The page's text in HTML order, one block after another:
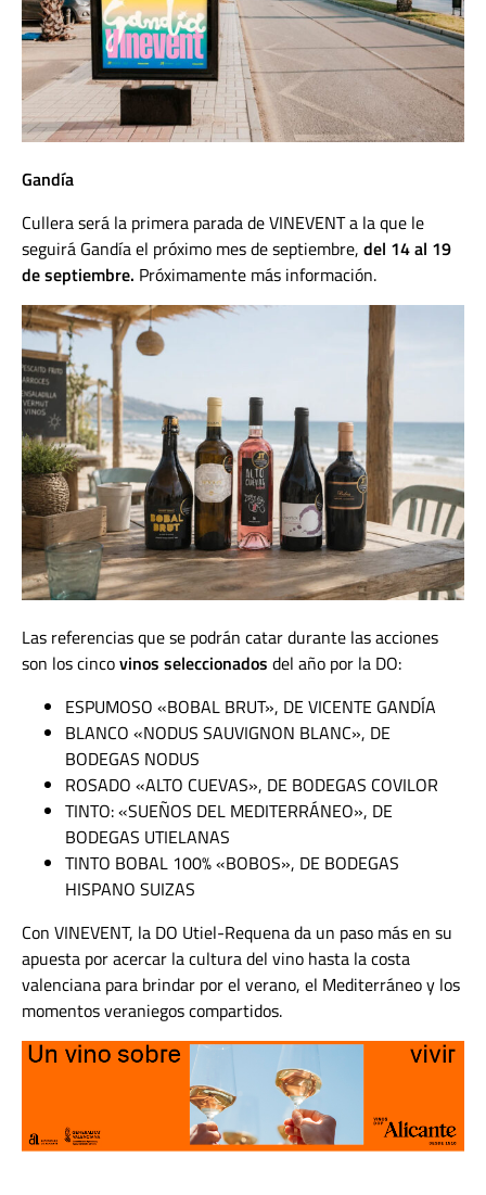
Gandía
Cullera será la primera parada de VINEVENT a la que le
seguirá Gandía el próximo mes de septiembre, del 14 al 19
de septiembre. Próximamente más información.
Las referencias que se podrán catar durante las acciones
son los cincovinos seleccionados del año por la DO:
ESPUMOSO «BOBAL BRUT», DE VICENTE GANDÍA
BLANCO «NODUS SAUVIGNON BLANC», DE
BODEGAS NODUS
ROSADO «ALTO CUEVAS», DE BODEGAS COVILOR
TINTO: «SUEÑOS DEL MEDITERRÁNEO», DE
BODEGAS UTIELANAS
TINTO BOBAL 100% «BOBOS», DE BODEGAS
HISPANO SUIZAS
Con VINEVENT, la DO Utiel-Requena da un paso más en su
apuesta por acercar la cultura del vino hasta la costa
valenciana para brindar por el verano, el Mediterráneo y los
momentos veraniegos compartidos.